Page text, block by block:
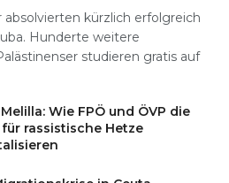
kürzlich erfolgreich
Hunderte weitere
studieren gratis auf
Wie FPÖ und ÖVP die
rassistische Hetze